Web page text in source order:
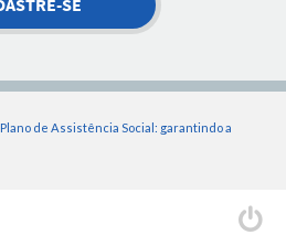
Plano de Assistência Social: garantindo a